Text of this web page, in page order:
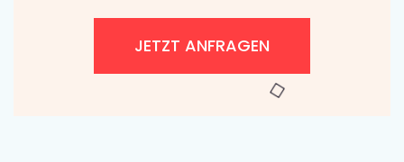
JETZT ANFRAGEN